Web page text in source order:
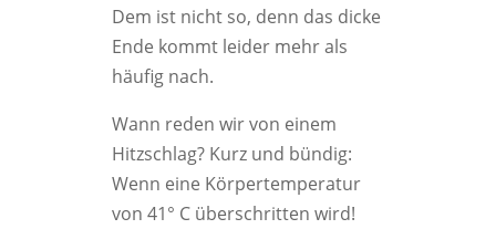
Dem ist nicht so, denn das dicke
Ende kommt leider mehr als
häufig nach.
Wann reden wir von einem
Hitzschlag? Kurz und bündig:
Wenn eine Körpertemperatur
von 41° C überschritten wird!